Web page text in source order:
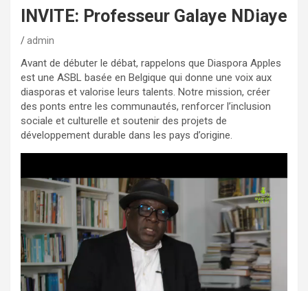
INVITE: Professeur Galaye NDiaye
admin
Avant de débuter le débat, rappelons que Diaspora Apples
est une ASBL basée en Belgique qui donne une voix aux
diasporas et valorise leurs talents. Notre mission, créer
des ponts entre les communautés, renforcer l’inclusion
sociale et culturelle et soutenir des projets de
développement durable dans les pays d’origine.